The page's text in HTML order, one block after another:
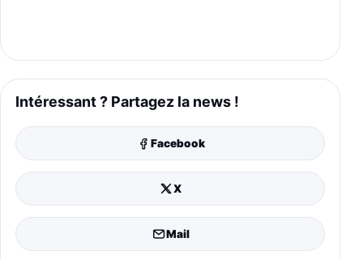
Intéressant ? Partagez la news !
Facebook
X
Mail